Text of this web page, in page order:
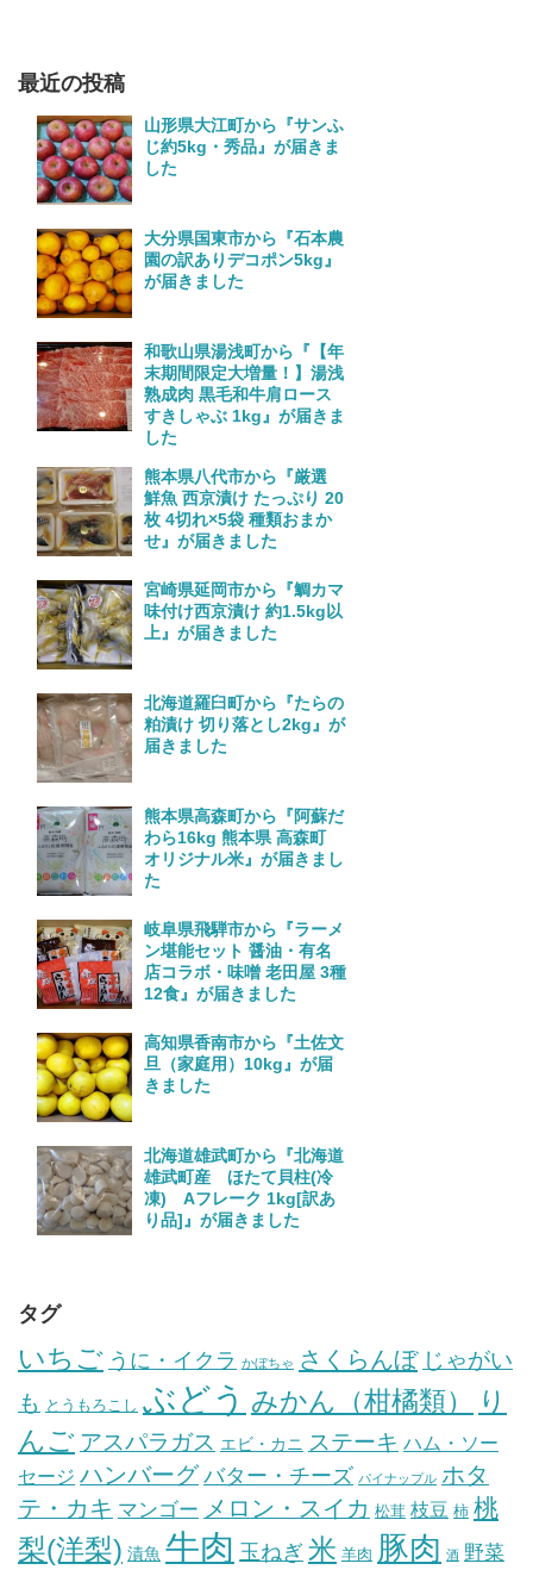
最近の投稿
山形県大江町から『サンふ
じ約5kg・秀品』が届きま
した
大分県国東市から『石本農
園の訳ありデコポン5kg』
が届きました
和歌山県湯浅町から『【年
末期間限定大増量！】湯浅
熟成肉 黒毛和牛肩ロース
すきしゃぶ 1kg』が届きま
した
熊本県八代市から『厳選
鮮魚 西京漬け たっぷり 20
枚 4切れ×5袋 種類おまか
せ』が届きました
宮崎県延岡市から『鯛カマ
味付け西京漬け 約1.5kg以
上』が届きました
北海道羅臼町から『たらの
粕漬け 切り落とし2kg』が
届きました
熊本県高森町から『阿蘇だ
わら16kg 熊本県 高森町
オリジナル米』が届きまし
た
岐阜県飛騨市から『ラーメ
ン堪能セット 醤油・有名
店コラボ・味噌 老田屋 3種
12食』が届きました
高知県香南市から『土佐文
旦（家庭用）10kg』が届
きました
北海道雄武町から『北海道
雄武町産 ほたて貝柱(冷
凍) Aフレーク 1kg[訳あ
り品]』が届きました
タグ
いちご うに・イクラ かぼちゃ さくらんぼ じゃがい
も とうもろこし ぶどう みかん（柑橘類）
り
んご アスパラガス エビ・カニ ステーキ ハム・ソー
セージ ハンバーグ バター・チーズ パイナップル ホタ
テ・カキ マンゴー メロン・スイカ 松茸 枝豆 柿 桃
梨(洋梨) 漬魚 牛肉 玉ねぎ 米 羊肉 豚肉 酒 野菜